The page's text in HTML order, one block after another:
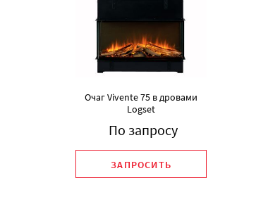
Очаг Vivente 75 в дровами
Logset
По запросу
ЗАПРОСИТЬ